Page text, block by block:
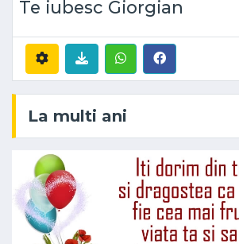
Te iubesc Giorgian
La multi ani